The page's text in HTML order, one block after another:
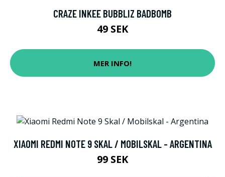
CRAZE INKEE BUBBLIZ BADBOMB
49 SEK
MER INFO!
XIAOMI REDMI NOTE 9 SKAL / MOBILSKAL - ARGENTINA
99 SEK